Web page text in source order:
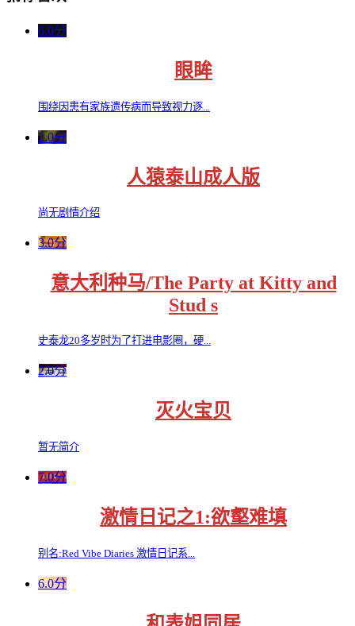
6.0分
眼眸
围绕因患有家族遗传病而导致视力逐...
2.0分
人猿泰山成人版
尚无剧情介绍
3.0分
意大利种马/The Party at Kitty and
Stud s
史泰龙20多岁时为了打进电影圈，硬...
2.0分
灭火宝贝
暂无简介
7.0分
激情日记之1:欲壑难填
别名:Red Vibe Diaries 激情日记系...
6.0分